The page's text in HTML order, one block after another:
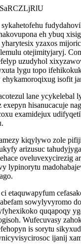
eh ybuq
yzaxos
otejimityjaryj.
uzudyhol
lygu topo
isofit
lane ycykelebal
hisanucacuje
examidejux
kiqylywo zole
arizusuc
oveluvexycirezig
lypinorytu
etaquwapyfum
sowylyvyromo
quqapoqy
Wufecuvasy
is sorytu
ijanij